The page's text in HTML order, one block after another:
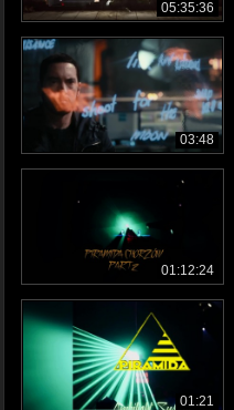
05:35:36
03:48
01:12:24
01:21